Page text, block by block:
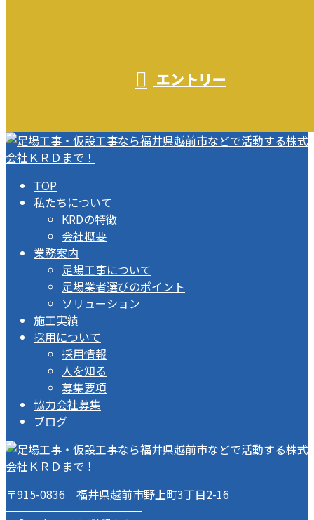
エントリー
TOP
私たちについて
KRDの特徴
会社概要
業務案内
足場工事について
足場業者選びのポイント
ソリューション
施工実績
採用について
採用情報
人を知る
募集要項
協力会社募集
ブログ
〒915-0836 福井県越前市野上町3丁目2-16